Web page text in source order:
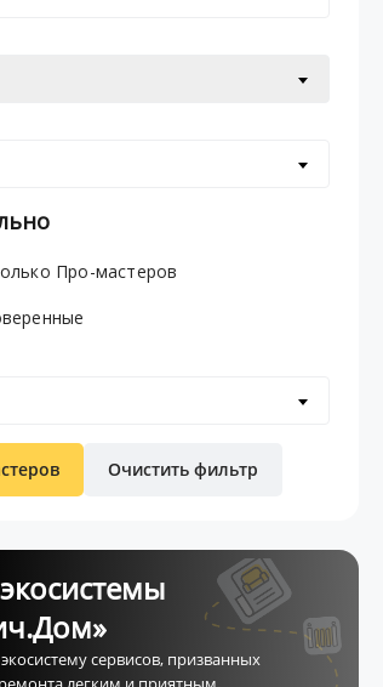
Про-мастеров
Очистить фильтр
сервисов, призванных